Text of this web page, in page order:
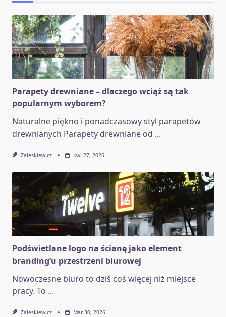
Parapety drewniane – dlaczego wciąż są tak
popularnym wyborem?
Naturalne piękno i ponadczasowy styl parapetów
drewnianych Parapety drewniane od ...
Zaleskiewicz Kwi 27, 2026
Podświetlane logo na ścianę jako element
branding’u przestrzeni biurowej
Nowoczesne biuro to dziś coś więcej niż miejsce
pracy. To ...
Zaleskiewicz Mar 30, 2026